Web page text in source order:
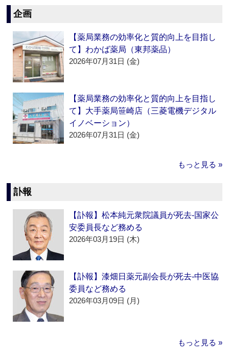
企画
【薬局業務の効率化と質的向上を目指し
て】わかば薬局（東邦薬品）
2026年07月31日 (金)
【薬局業務の効率化と質的向上を目指し
て】大手薬局笹崎店（三菱電機デジタル
イノベーション）
2026年07月31日 (金)
もっと見る »
訃報
【訃報】松本純元衆院議員が死去‐国家公
安委員長など務める
2026年03月19日 (木)
【訃報】漆畑日薬元副会長が死去‐中医協
委員など務める
2026年03月09日 (月)
もっと見る »